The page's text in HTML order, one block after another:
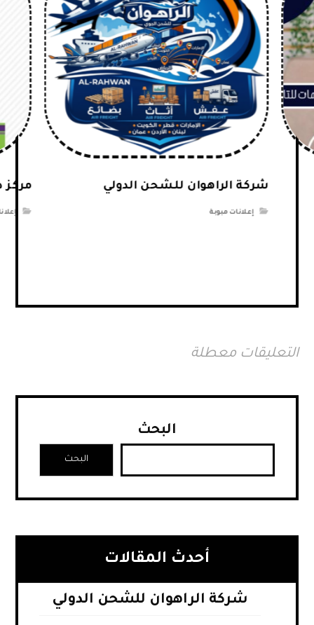
شركة الراهوان للشحن الدولي
إعلانات مبوبة
التعليقات معطلة
البحث
البحث
أحدث المقالات
شركة الراهوان للشحن الدولي